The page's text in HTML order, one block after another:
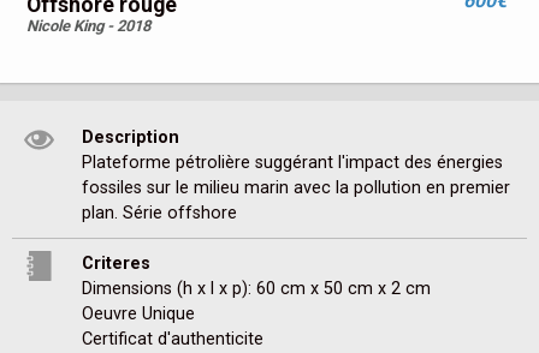
Offshore rouge
Nicole King - 2018
Description
Plateforme pétrolière suggérant l'impact des énergies
fossiles sur le milieu marin avec la pollution en premier
plan. Série offshore
Criteres
Dimensions (h x l x p): 60 cm x 50 cm x 2 cm
Oeuvre Unique
Certificat d'authenticite